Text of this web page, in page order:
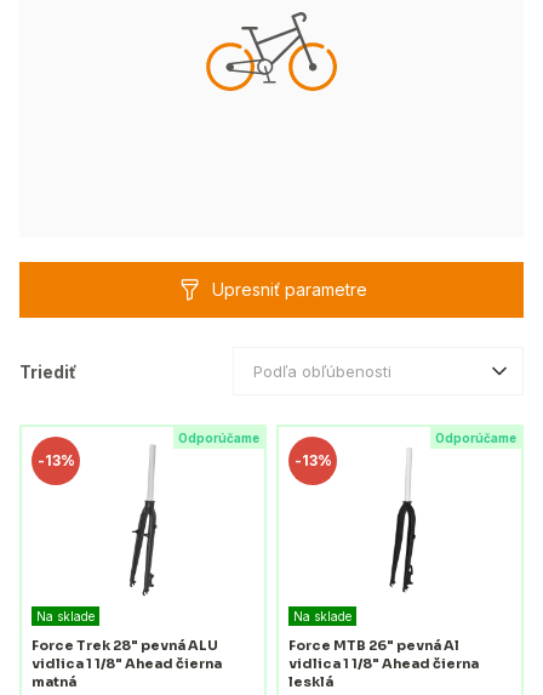
Upresniť parametre
Triediť Podľa obľúbenosti
Odporúčame
-13%
Na sklade
Force Trek 28" pevná ALU
vidlica 1 1/8" Ahead čierna
matná
Odporúčame
-13%
Na sklade
Force MTB 26" pevná Al
vidlica 1 1/8" Ahead čierna
lesklá